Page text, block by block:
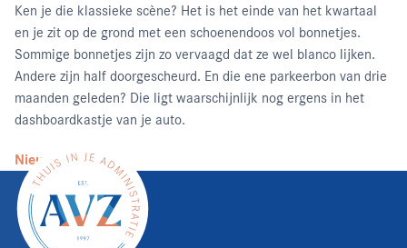
Ken je die klassieke scène? Het is het einde van het kwartaal
en je zit op de grond met een schoenendoos vol bonnetjes.
Sommige bonnetjes zijn zo vervaagd dat ze wel blanco lijken.
Andere zijn half doorgescheurd. En die ene parkeerbon van drie
maanden geleden? Die ligt waarschijnlijk nog ergens in het
dashboardkastje van je auto.
Nieuws lezen